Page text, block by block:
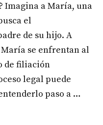
Imagina a María, una
el
de su hijo. A
se enfrentan al
de filiación
legal puede
paso a …